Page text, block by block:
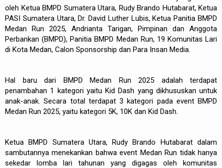
oleh Ketua BMPD Sumatera Utara, Rudy Brando Hutabarat, Ketua
PASI Sumatera Utara, Dr. David Luther Lubis, Ketua Panitia BMPD
Medan Run 2025, Andrianta Tarigan, Pimpinan dan Anggota
Perbankan (BMPD), Panitia BMPD Medan Run, 19 Komunitas Lari
di Kota Medan, Calon Sponsorship dan Para Insan Media.
Hal baru dari BMPD Medan Run 2025 adalah terdapat
penambahan 1 kategori yaitu Kid Dash yang dikhususkan untuk
anak-anak. Secara total terdapat 3 kategori pada event BMPD
Medan Run 2025, yaitu kategori 5K, 10K dan Kid Dash.
Ketua BMPD Sumatera Utara, Rudy Brando Hutabarat dalam
sambutannya menekankan bahwa event Medan Run tidak hanya
sekedar lomba lari tahunan yang digagas oleh komunitas